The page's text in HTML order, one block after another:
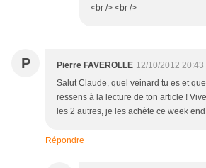
<br /> <br />
P Pierre FAVEROLLE 12/10/2012 20:43
Salut Claude, quel veinard tu es et
ressens à la lecture de ton article !
les 2 autres, je les achète ce week
Répondre